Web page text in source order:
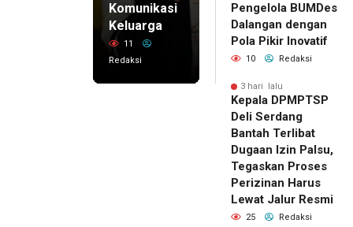
Komunikasi
Keluarga
11
Redaksi
Pengelola BUMDes
Dalangan dengan
Pola Pikir Inovatif
10 Redaksi
3 hari lalu
Kepala DPMPTSP
Deli Serdang
Bantah Terlibat
Dugaan Izin Palsu,
Tegaskan Proses
Perizinan Harus
Lewat Jalur Resmi
25 Redaksi